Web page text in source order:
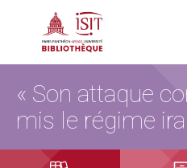
« Son attaque
mis le régime